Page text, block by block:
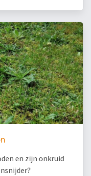
en zijn onkruid